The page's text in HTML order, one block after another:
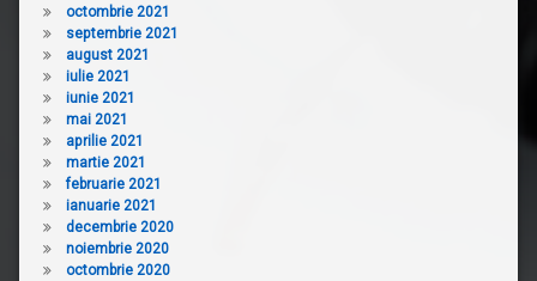
octombrie 2021
septembrie 2021
august 2021
iulie 2021
iunie 2021
mai 2021
aprilie 2021
martie 2021
februarie 2021
ianuarie 2021
decembrie 2020
noiembrie 2020
octombrie 2020